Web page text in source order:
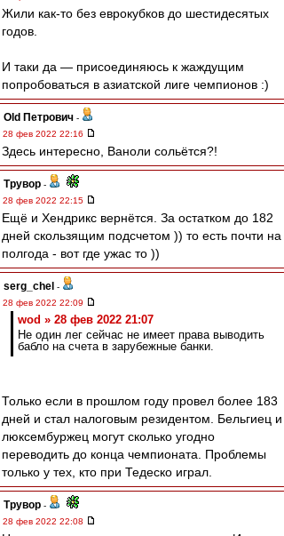
Жили как-то без еврокубков до шестидесятых
годов.
И таки да — присоединяюсь к жаждущим
попробоваться в азиатской лиге чемпионов :)
Old Петрович -
28 фев 2022 22:16
Здесь интересно, Ваноли сольётся?!
Трувор -
28 фев 2022 22:15
Ещё и Хендрикс вернётся. За остатком до 182
дней скользящим подсчетом )) то есть почти на
полгода - вот где ужас то ))
serg_chel -
28 фев 2022 22:09
wod » 28 фев 2022 21:07
Не один лег сейчас не имеет права выводить
бабло на счета в зарубежные банки.
Только если в прошлом году провел более 183
дней и стал налоговым резидентом. Бельгиец и
люксембуржец могут сколько угодно
переводить до конца чемпионата. Проблемы
только у тех, кто при Тедеско играл.
Трувор -
28 фев 2022 22:08